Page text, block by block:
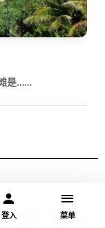
是……
想玩乐、放松身
登入 菜单